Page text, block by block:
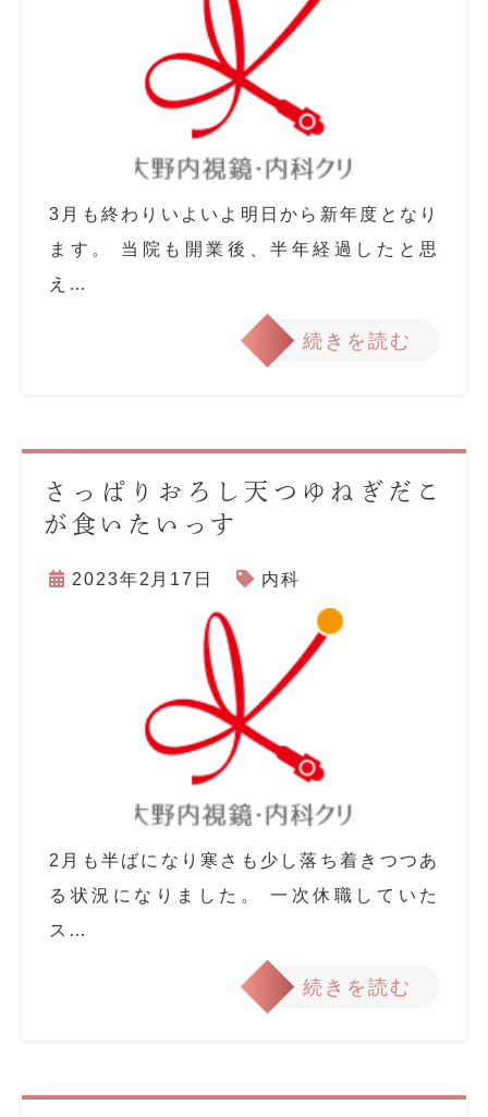
3月も終わりいよいよ明日から新年度となり
ます。 当院も開業後、半年経過したと思
え…
続きを読む
さっぱりおろし天つゆねぎだこ
が食いたいっす
2023年2月17日 内科
2月も半ばになり寒さも少し落ち着きつつあ
る状況になりました。 一次休職していた
ス…
続きを読む